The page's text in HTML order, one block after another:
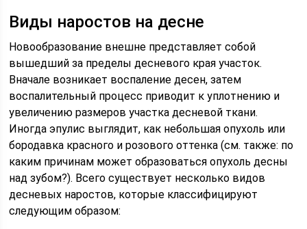
Виды наростов на десне
Новообразование внешне представляет собой
вышедший за пределы десневого края участок.
Вначале возникает воспаление десен, затем
воспалительный процесс приводит к уплотнению и
увеличению размеров участка десневой ткани.
Иногда эпулис выглядит, как небольшая опухоль или
бородавка красного и розового оттенка (см. также: по
каким причинам может образоваться опухоль десны
над зубом?). Всего существует несколько видов
десневых наростов, которые классифицируют
следующим образом: